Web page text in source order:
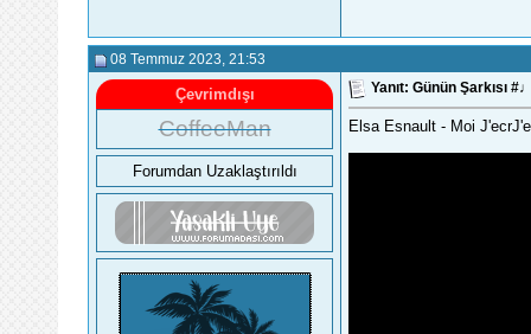
08 Temmuz 2023 , 21:53
Çevrimdışı
CoffeeMan
Forumdan Uzaklaştırıldı
Yanıt: Günün Şarkısı
Elsa Esnault - Moi